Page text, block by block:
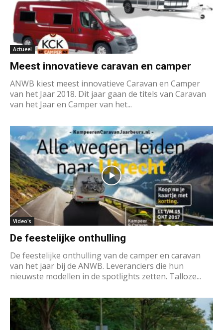
Actueel
Meest innovatieve caravan en camper
ANWB kiest meest innovatieve Caravan en Camper
van het Jaar 2018. Dit jaar gaan de titels van Caravan
van het Jaar en Camper van het...
Video's
De feestelijke onthulling
De feestelijke onthulling van de camper en caravan
van het jaar bij de ANWB. Leveranciers die hun
nieuwste modellen in de spotlights zetten. Talloze...